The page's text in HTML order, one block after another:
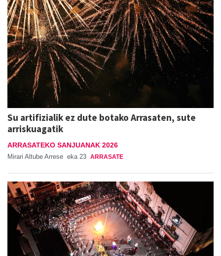
Su artifizialik ez dute botako Arrasaten, sute
arriskuagatik
ARRASATEKO SANJUANAK 2026
Mirari Altube Arrese eka 23 ARRASATE